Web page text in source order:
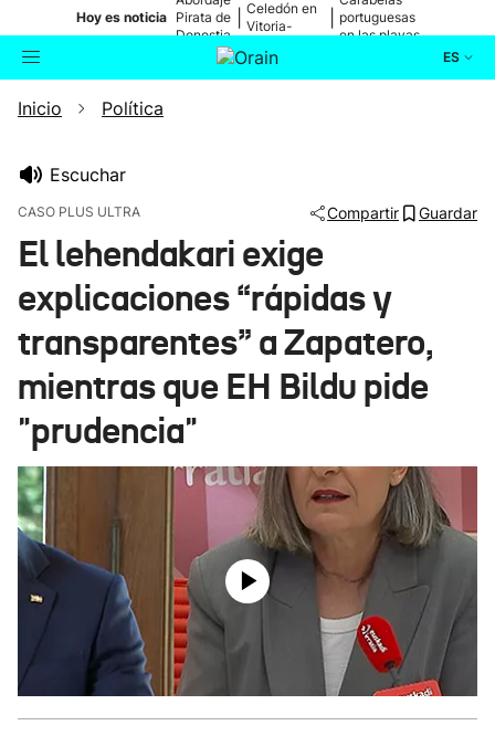
Hoy es noticia Pirata de
Donostia
Celedón en
Vitoria-
portuguesas
en las playas
ES
Buscador
Ikusmiran
Eguraldia
Inicio Política
Escuchar
CASO PLUS ULTRA Compartir Guardar
El lehendakari exige
explicaciones “rápidas y
transparentes” a Zapatero,
mientras que EH Bildu pide
"prudencia"